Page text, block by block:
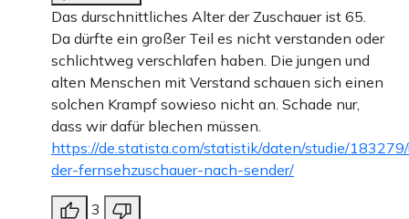
Das durschnittliches Alter der Zuschauer ist 65.
Da dürfte ein großer Teil es nicht verstanden oder
schlichtweg verschlafen haben. Die jungen und
alten Menschen mit Verstand schauen sich einen
solchen Krampf sowieso nicht an. Schade nur,
dass wir dafür blechen müssen.
https://de.statista.com/statistik/daten/studie/
der-fernsehzuschauer-nach-sender/
3